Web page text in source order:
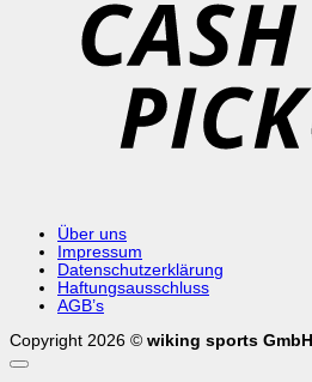
Über uns
Impressum
Datenschutzerklärung
Haftungsausschluss
AGB’s
Copyright 2026 © wiking sports GmbH